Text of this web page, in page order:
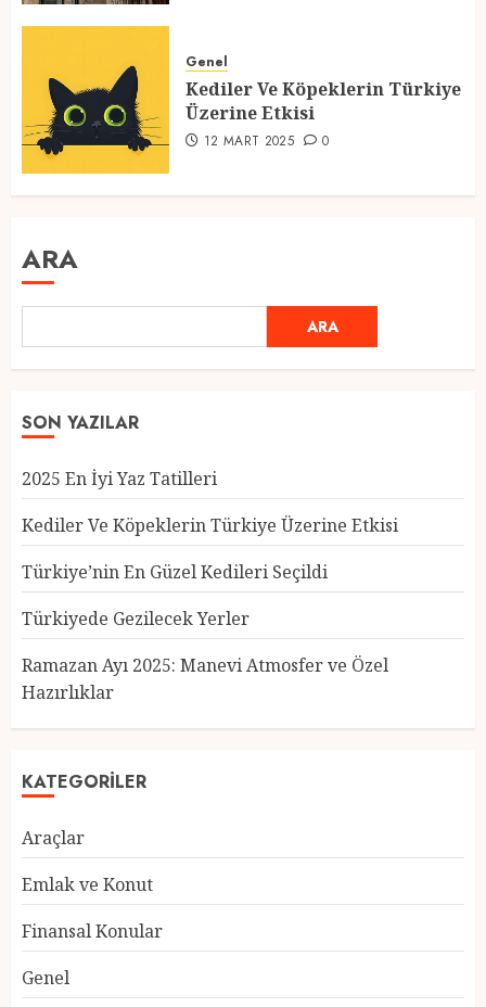
Genel
Kediler Ve Köpeklerin Türkiye
Üzerine Etkisi
12 MART 2025 0
ARA
ARA
SON YAZILAR
2025 En İyi Yaz Tatilleri
Kediler Ve Köpeklerin Türkiye Üzerine Etkisi
Türkiye’nin En Güzel Kedileri Seçildi
Türkiyede Gezilecek Yerler
Ramazan Ayı 2025: Manevi Atmosfer ve Özel
Hazırlıklar
KATEGORILER
Araçlar
Emlak ve Konut
Finansal Konular
Genel
Türkiye’nin En Güzel Kedileri
Seçildi
4
Atmosfer ve Özel Hazırlıklar